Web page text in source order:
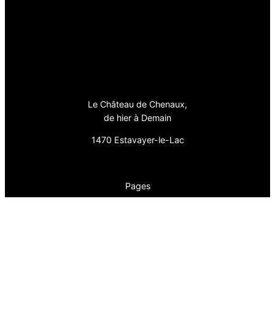
Le Château de Chenaux,
de hier à Demain
1470 Estavayer-le-Lac
Pages